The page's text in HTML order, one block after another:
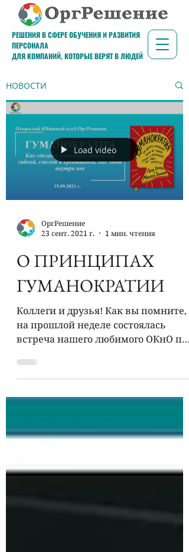
РЕШЕНИЯ В СФЕРЕ ОБУЧЕНИЯ И РАЗВИТИЯ
ПЕРСОНАЛА
ДЛЯ КОМПАНИЙ, КОТОРЫЕ ВЕРЯТ В ЛЮДЕЙ
НОВОСТИ
Load video
ОргРешение
23 сент. 2021 г.
1 мин. чтения
О ПРИНЦИПАХ
ГУМАНОКРАТИИ
Коллеги и друзья! Как вы помните,
на прошлой неделе состоялась
встреча нашего любимого ОКнО по
компанию...